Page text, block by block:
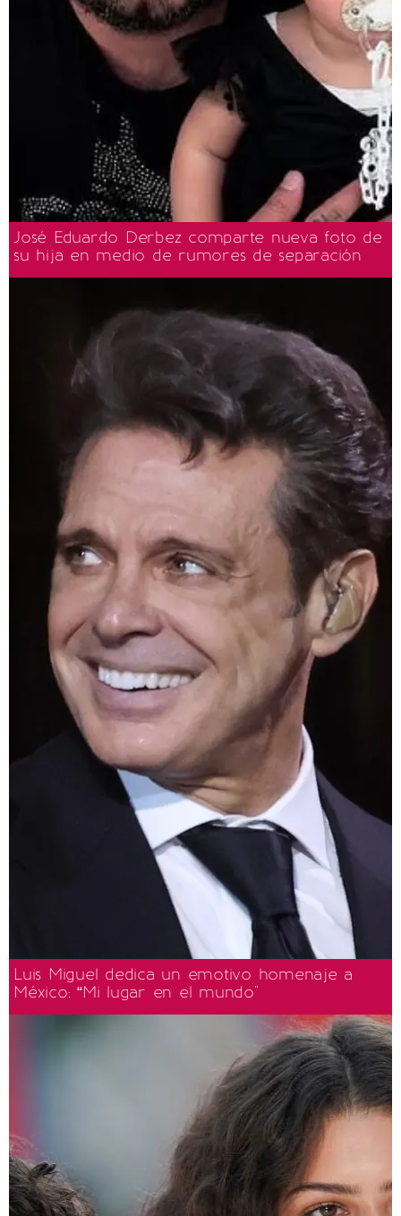
José Eduardo Derbez comparte nueva foto de
su hija en medio de rumores de separación
Luis Miguel dedica un emotivo homenaje a
México: “Mi lugar en el mundo"